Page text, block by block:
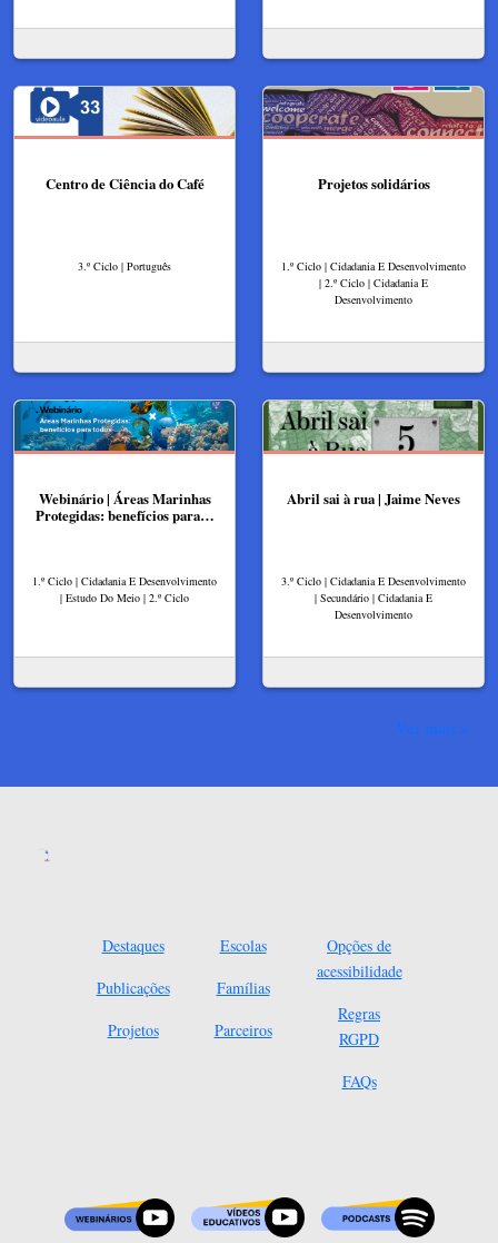
Centro de Ciência do Café
3.º Ciclo | Português
Projetos solidários
1.º Ciclo | Cidadania E Desenvolvimento
| 2.º Ciclo | Cidadania E
Desenvolvimento
Webinário | Áreas Marinhas
Protegidas: benefícios para…
1.º Ciclo | Cidadania E Desenvolvimento
| Estudo Do Meio | 2.º Ciclo
Abril sai à rua | Jaime Neves
3.º Ciclo | Cidadania E Desenvolvimento
| Secundário | Cidadania E
Desenvolvimento
Ver mais
Destaques
Publicações
Projetos
Escolas
Famílias
Parceiros
Opções de
acessibilidade
Regras
RGPD
FAQs